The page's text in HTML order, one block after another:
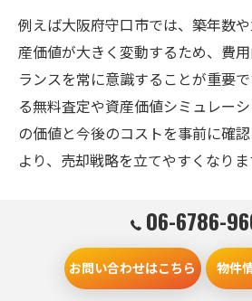
例えば大阪府守口市では、築年数
産価値が大きく変動するため、費
ランスを常に意識することが重要
る無料査定や資産価値シミュレー
の価値と今後のコストを事前に確
より、売却戦略を立てやすくなりま
費用管理で家売る資産価値を最大
費用管理を徹底することで、家売
限に保つことができます。具体的に
06-6786-
お問い合わせはこちら 物件